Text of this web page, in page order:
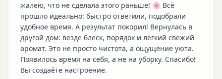
жалею, что не сделала этого раньше! 🌸 Всё
прошло идеально: быстро ответили, подобрали
удобное время. А результат покорил! Вернулась в
другой дом: везде блеск, порядок и лёгкий свежий
аромат. Это не просто чистота, а ощущение уюта.
Появилось время на себя, а не на уборку. Спасибо!
Вы создаёте настроение.